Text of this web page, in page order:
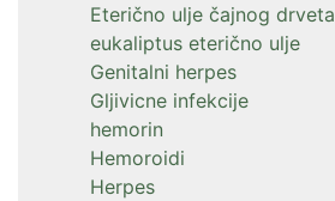
Eterično ulje čajnog drveta
eukaliptus eterično ulje
Genitalni herpes
Gljivicne infekcije
hemorin
Hemoroidi
Herpes